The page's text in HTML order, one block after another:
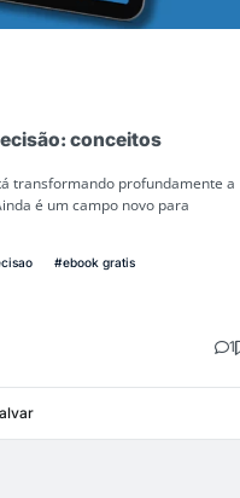
conceitos
transformando profundamente a
é um campo novo para
#ebook gratis
1